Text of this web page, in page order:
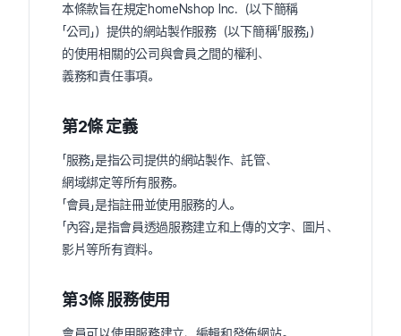
本條款旨在規定homeNshop Inc.（以下簡稱
「公司」）提供的網站製作服務（以下簡稱「服務」）
的使用相關的公司與會員之間的權利、
義務和責任事項。
第2條 定義
「服務」是指公司提供的網站製作、託管、
網域綁定等所有服務。
「會員」是指註冊並使用服務的人。
「內容」是指會員透過服務建立和上傳的文字、圖片、
影片等所有資料。
第3條 服務使用